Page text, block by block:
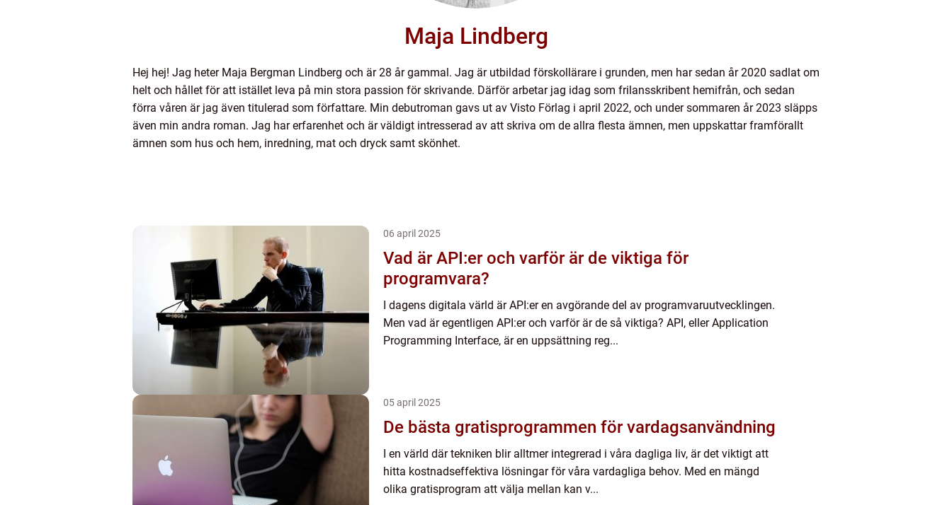
Maja Lindberg
Hej hej! Jag heter Maja Bergman Lindberg och är 28 år gammal. Jag är utbildad förskollärare i grunden, men har sedan år 2020 sadlat om
helt och hållet för att istället leva på min stora passion för skrivande. Därför arbetar jag idag som frilansskribent hemifrån, och sedan
förra våren är jag även titulerad som författare. Min debutroman gavs ut av Visto Förlag i april 2022, och under sommaren år 2023 släpps
även min andra roman. Jag har erfarenhet och är väldigt intresserad av att skriva om de allra flesta ämnen, men uppskattar framförallt
ämnen som hus och hem, inredning, mat och dryck samt skönhet.
06 april 2025
Vad är API:er och varför är de viktiga för
programvara?
I dagens digitala värld är API:er en avgörande del av programvaruutvecklingen.
Men vad är egentligen API:er och varför är de så viktiga? API, eller Application
Programming Interface, är en uppsättning reg...
05 april 2025
De bästa gratisprogrammen för vardagsanvändning
I en värld där tekniken blir alltmer integrerad i våra dagliga liv, är det viktigt att
hitta kostnadseffektiva lösningar för våra vardagliga behov. Med en mängd
olika gratisprogram att välja mellan kan v...